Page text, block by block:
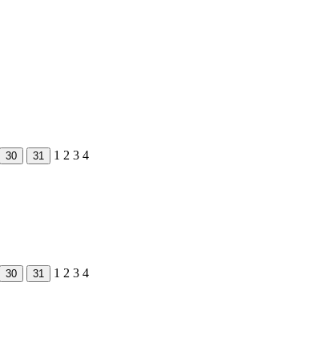
30 31 1 2 3 4
30 31 1 2 3 4